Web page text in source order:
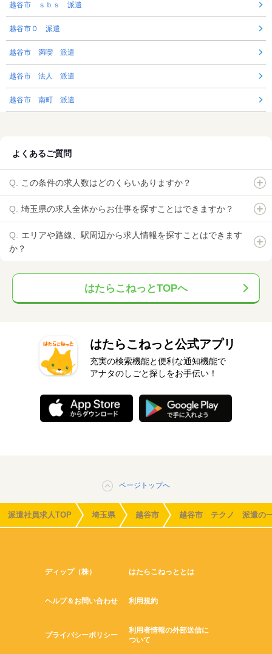
越谷市 ｓｂｓ 派遣
越谷市０ 派遣
越谷市 満喫 派遣
越谷市 法人 派遣
越谷市 南町 派遣
よくあるご質問
この条件の求人数はどのくらいありますか？
埼玉県の求人全体からお仕事を探すことはできますか？
エリアや路線、駅周辺から求人情報を探すことはできます
か？
はたらこねっとTOPへ
はたらこねっと公式アプリ
充実の検索機能と便利な通知機能で
アナタのしごと探しをお手伝い！
ページトップへ
派遣社員求人TOP 埼玉県 越谷市 越谷市 テクノ 派遣の
ディップ（株） はたらこねっととは
ヘルプ＆お問い合わせ 利用規約
プライバシーポリシー
利用者情報の外部送信に
ついて